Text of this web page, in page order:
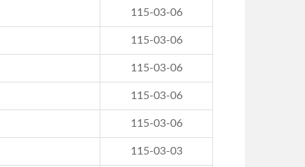
115-03-06
115-03-06
115-03-06
115-03-06
115-03-06
115-03-03